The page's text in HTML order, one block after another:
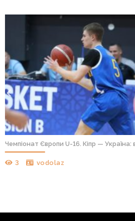
Чемпіонат Європи U-16. Кіпр — Україна:
3 vodolaz